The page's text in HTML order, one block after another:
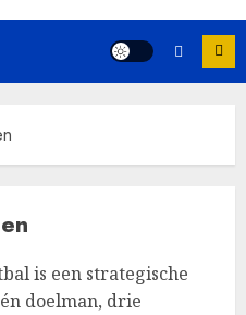
is een strategische
doelman, drie